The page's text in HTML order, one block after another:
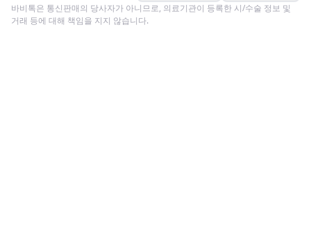
바비톡은 통신판매의 당사자가 아니므로, 의료기관이 등록한 시/수술 정보 및
거래 등에 대해 책임을 지지 않습니다.